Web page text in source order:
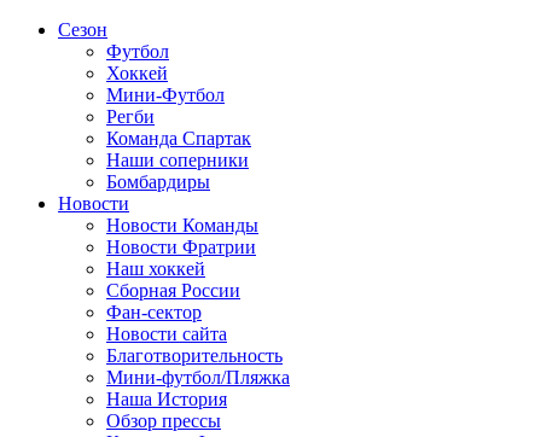
Сезон
Футбол
Хоккей
Мини-Футбол
Регби
Команда Спартак
Наши соперники
Бомбардиры
Новости
Новости Команды
Новости Фратрии
Наш хоккей
Сборная России
Фан-cектор
Новости сайта
Благотворительность
Мини-футбол/Пляжка
Наша История
Обзор прессы